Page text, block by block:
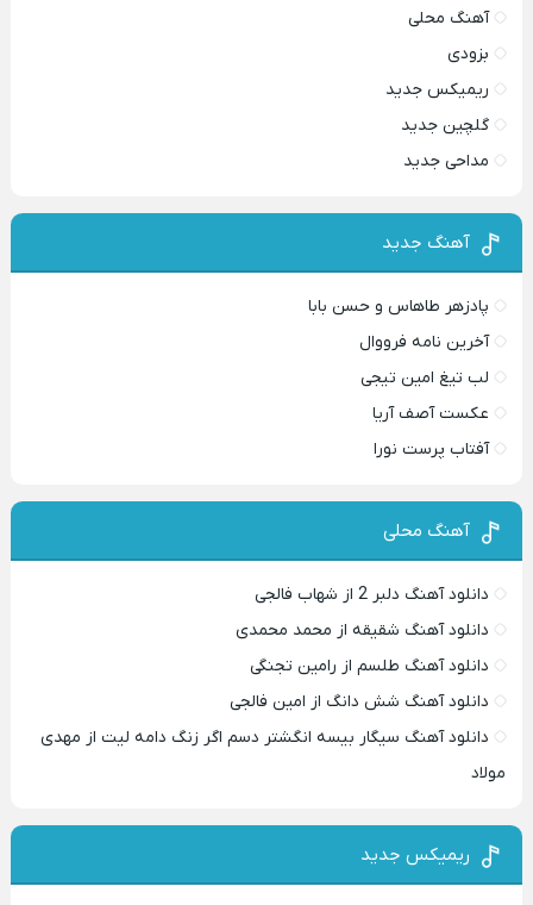
آهنگ محلی
بزودی
ریمیکس جدید
گلچین جدید
مداحی جدید
آهنگ جدید
پادزهر طاهاس و حسن بابا
آخرین نامه فرووال
لب تیغ امین تیجی
عکست آصف آریا
آفتاب پرست نورا
آهنگ محلی
دانلود آهنگ دلبر 2 از شهاب فالجی
دانلود آهنگ شقیقه از محمد محمدی
دانلود آهنگ طلسم از رامین تجنگی
دانلود آهنگ شش دانگ از امین فالجی
دانلود آهنگ سیگار بیسه انگشتر دسم اگر زنگ دامه لیت از مهدی
مولاد
ریمیکس جدید